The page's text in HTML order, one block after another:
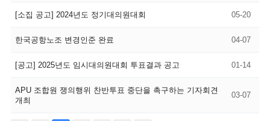
[소집 공고] 2024년도 정기대의원대회 05-20
한국공항노조 변경인준 완료 04-07
[공고] 2025년도 임시대의원대회 투표결과 공고 01-14
APU 조합원 쟁의행위 찬반투표 중단을 촉구하는 기자회견
개최
03-07